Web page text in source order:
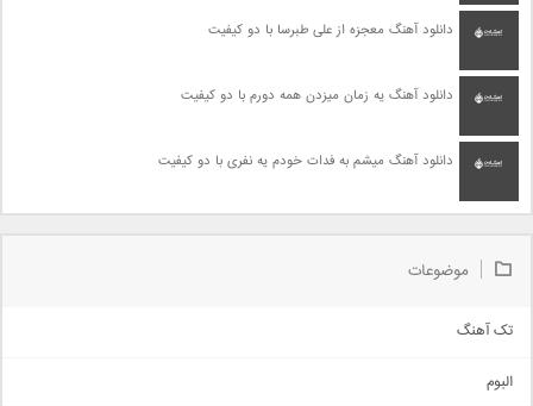
دانلود آهنگ معجزه از علی طبرسا با دو کیفیت
دانلود آهنگ یه زمان میزدن همه دورم با دو کیفیت
دانلود آهنگ میشم به فدات خودم یه نفری با دو کیفیت
موضوعات
تک آهنگ
البوم